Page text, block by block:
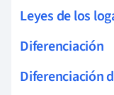
Leyes de los
Diferenciación
Diferenciación